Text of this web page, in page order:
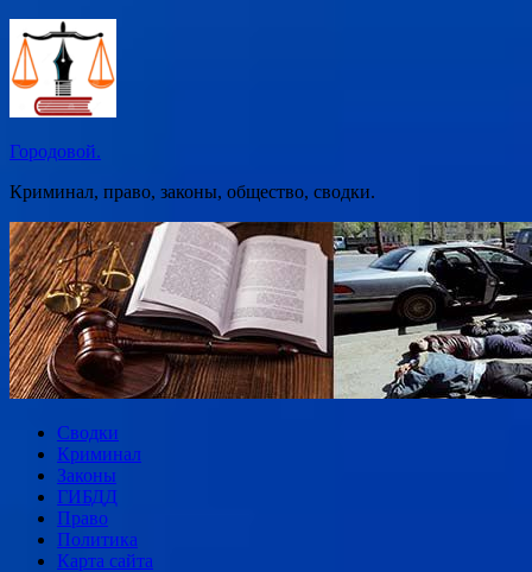
Перейти
содержимому
Городовой.
Криминал, право, законы, общество, сводки.
Сводки
Криминал
Законы
ГИБДД
Право
Политика
Карта сайта